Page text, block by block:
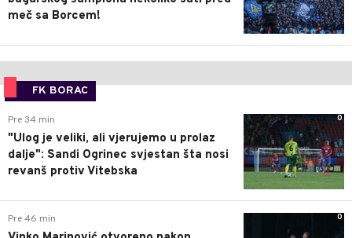
meč sa Borcem!
FK BORAC
0
Pre 34 min
"Ulog je veliki, ali vjerujemo u prolaz
dalje": Sandi Ogrinec svjestan šta nosi
revanš protiv Vitebska
0
Pre 46 min